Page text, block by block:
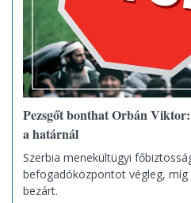
Pezsgőt bonthat Orbán Viktor:
a határnál
Szerbia menekültügyi
befogadóközpontot végleg, míg
bezárt.